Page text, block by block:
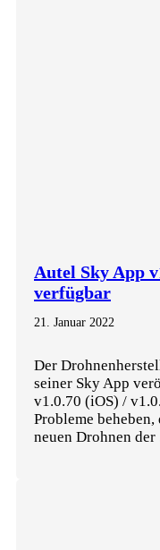
Autel Sky App
verfügbar
21. Januar 2022
Der
seiner Sky App
v1.0.70 (iOS) /
Probleme
neuen Drohnen der